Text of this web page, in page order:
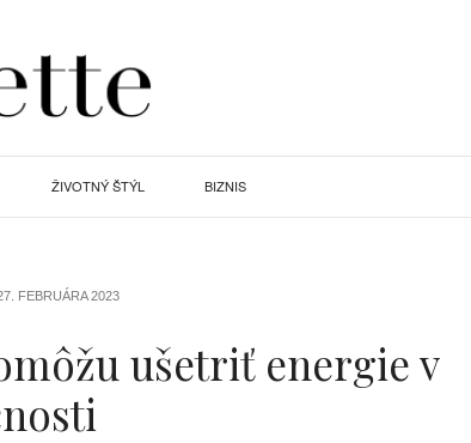
ŽIVOTNÝ ŠTÝL BIZNIS
FEBRUÁRA 2023
ušetriť energie v